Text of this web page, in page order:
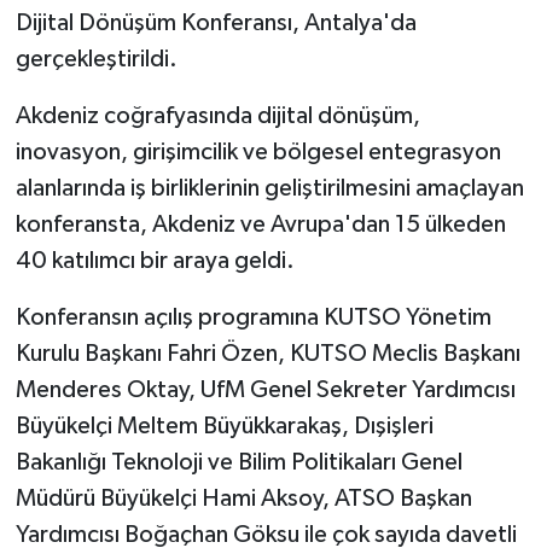
Dijital Dönüşüm Konferansı, Antalya'da
gerçekleştirildi.
Akdeniz coğrafyasında dijital dönüşüm,
inovasyon, girişimcilik ve bölgesel entegrasyon
alanlarında iş birliklerinin geliştirilmesini amaçlayan
konferansta, Akdeniz ve Avrupa'dan 15 ülkeden
40 katılımcı bir araya geldi.
Konferansın açılış programına KUTSO Yönetim
Kurulu Başkanı Fahri Özen, KUTSO Meclis Başkanı
Menderes Oktay, UfM Genel Sekreter Yardımcısı
Büyükelçi Meltem Büyükkarakaş, Dışişleri
Bakanlığı Teknoloji ve Bilim Politikaları Genel
Müdürü Büyükelçi Hami Aksoy, ATSO Başkan
Yardımcısı Boğaçhan Göksu ile çok sayıda davetli